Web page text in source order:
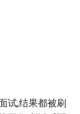
试,结果都被刷